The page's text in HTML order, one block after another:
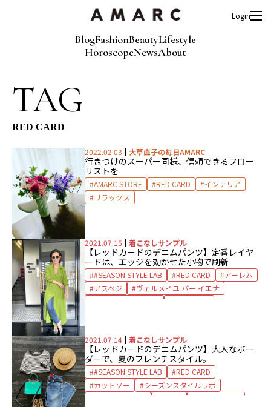
BlogFashionBeautyLifestyle
HoroscopeNewsAbout
Login
TAG
RED CARD
2022.02.03 大草直子の毎日AMARC
行きつけのスーパー同様、信頼できるフロー
リストを
AMARC STORE RED CARD
インテリア
リラックス
2021.07.15 着こなしサンプル
【レッドカードのデニムパンツ】定番レイヤ
ードは、エッジを効かせた小物で刷新
#SEASON STYLE LAB RED CARD
アーレム
アスペジ
ヴェルメイユ パー イエナ
サングラス
ピアス
フラットシューズ
プルミエ アロンディスモン
ペリーコ
ラバー
レッドカード
2021.07.14 着こなしサンプル
【レッドカードのデニムパンツ】大人なボー
ダーで、夏のフレンチスタイル。
#SEASON STYLE LAB
RED CARD
カットソー
シーズンスタイルラボ
デニム
デニムパンツ